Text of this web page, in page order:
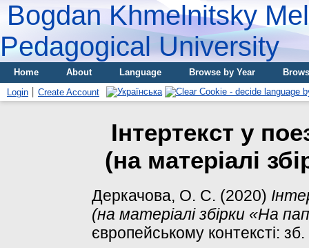
Bogdan Khmelnitsky
Pedagogical University
Home About Language Browse by Year
Login
Create Account
Інтертекст у
(на матеріалі
Деркачова, О. С. (2020)
(на матеріалі збірки «На
європейському контексті: